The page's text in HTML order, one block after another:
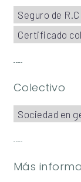
Seguro de
Certificado
Colectivo
Sociedad en
Más